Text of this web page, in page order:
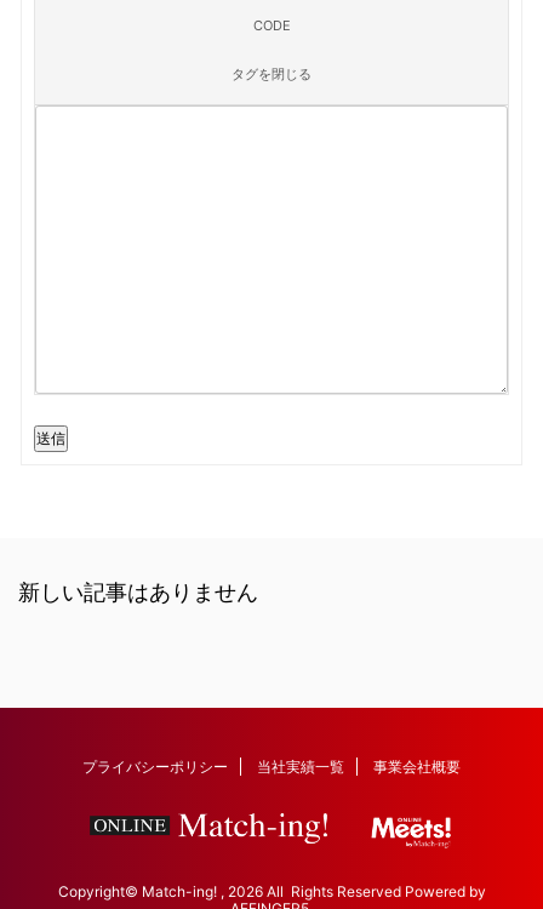
送信
新しい記事はありません
プライバシーポリシー 当社実績一覧 事業会社概要
Copyright© Match-ing! , 2026 All Rights Reserved Powered by